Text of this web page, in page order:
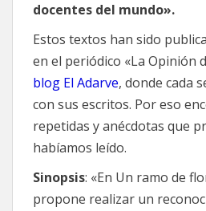
docentes del mundo».
Estos textos han sido
en el periódico «La Opinión
blog El Adarve, donde cada
con sus escritos. Por eso
repetidas y anécdotas que
habíamos leído.
Sinopsis: «En Un ramo de
propone realizar un